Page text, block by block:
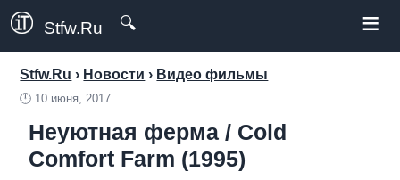
Stfw.Ru 🔍 ≡
Stfw.Ru › Новости › Видео фильмы
🕛 10 июня, 2017.
Неуютная ферма / Cold
Comfort Farm (1995)